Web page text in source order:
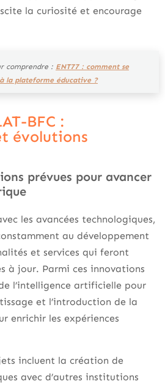
la curiosité et encourage
comprendre : ENT77 : comment se
la plateforme éducative ?
BFC :
évolutions
prévues pour avancer
les avancées technologiques,
au développement
et services qui feront
à jour. Parmi ces innovations
l’intelligence artificielle pour
et l’introduction de la
enrichir les expériences
incluent la création de
avec d’autres institutions